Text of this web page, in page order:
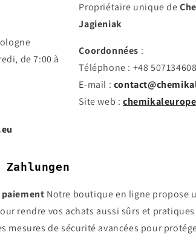
de 7:00 à
Propriétaire unique de
Jagieniak
Coordonnées :
Téléphone : +48 507134608
E-mail :
Site web :
Notre boutique en ligne propose
rendre vos achats aussi sûrs et
mesures de sécurité avancées pour